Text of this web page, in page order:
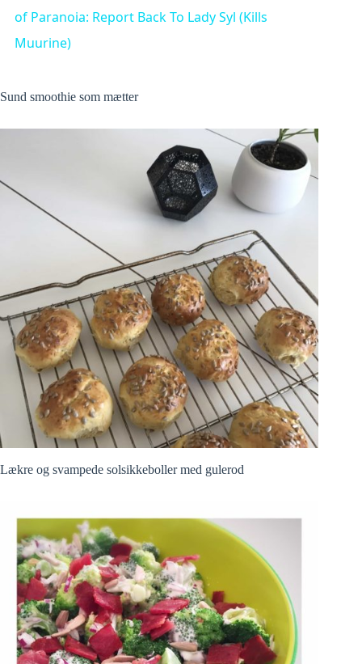
a
i
d
e
o
of Paranoia: Report Back To Lady Syl (Kills
Muurine)
Sund smoothie som mætter
Lækre og svampede solsikkeboller med gulerod